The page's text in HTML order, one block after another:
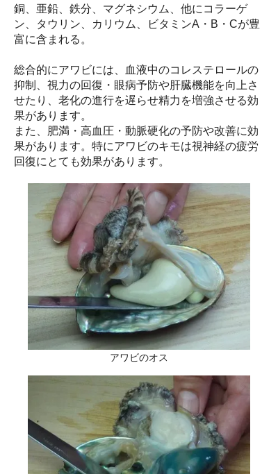
銅、亜鉛、鉄分、マグネシウム、他にコラーゲ
ン、タウリン、カリウム、ビタミンA・B・Cが豊
富に含まれる。
総合的にアワビには、血液中のコレステロールの
抑制、視力の回復・眼病予防や肝臓機能を向上さ
せたり、老化の進行を遅らせ精力を増強させる効
果があります。
また、肥満・高血圧・動脈硬化の予防や改善に効
果があります。特にアワビのキモは視神経の疲労
回復にとても効果があります。
アワビのオス